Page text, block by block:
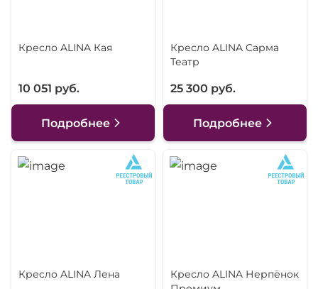
Кресло ALINA Кая
10 051 руб.
Подробнее
Кресло ALINA Сарма
Театр
25 300 руб.
Подробнее
Кресло ALINA Лена
Кресло ALINA Нерпёнок